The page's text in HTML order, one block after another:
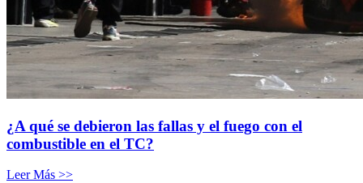
¿A qué se debieron las fallas y el fuego con el
combustible en el TC?
Leer Más >>